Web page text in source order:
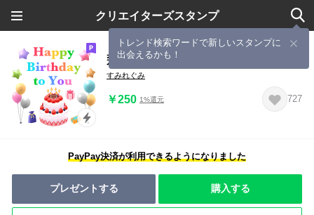
クリエイターズスタンプ
トレンド検索ワードで新しいスタンプに
出会えるかも！
飛び出す♪祝福の詰め合わせ
すみれぐみ
￥250 1%還元 727
PayPay決済が利用できるようになりました
プレゼントする 購入する